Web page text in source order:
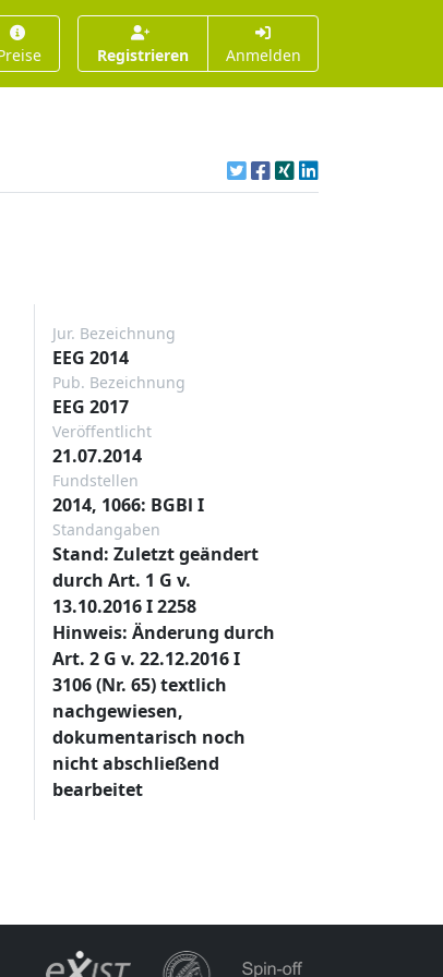
Registrieren Anmelden
Jur. Bezeichnung
EEG 2014
Pub. Bezeichnung
EEG 2017
Veröffentlicht
21.07.2014
Fundstellen
2014, 1066: BGBl I
Standangaben
Stand: Zuletzt geändert
durch Art. 1 G v.
13.10.2016 I 2258
Hinweis: Änderung durch
Art. 2 G v. 22.12.2016 I
3106 (Nr. 65) textlich
nachgewiesen,
dokumentarisch noch
nicht abschließend
bearbeitet